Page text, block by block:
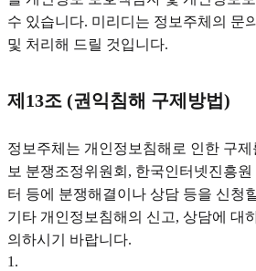
수 있습니다. 미리디는 정보주체의 문
및 처리해 드릴 것입니다.
제13조 (권익침해 구제방법)
정보주체는 개인정보침해로 인한 구
보 분쟁조정위원회, 한국인터넷진흥원
터 등에 분쟁해결이나 상담 등을 신청
기타 개인정보침해의 신고, 상담에 대
의하시기 바랍니다.
1 .